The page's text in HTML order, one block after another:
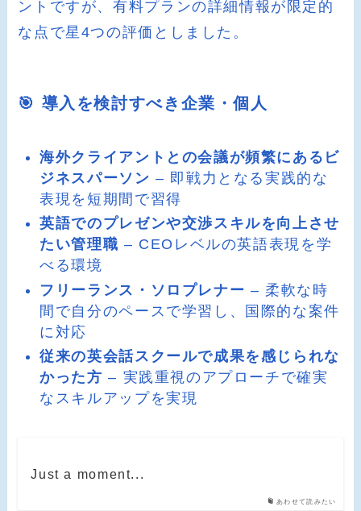
ントですが、有料プランの詳細情報が限定的
な点で星4つの評価としました。
🎯 導入を検討すべき企業・個人
海外クライアントとの会議が頻繁にあるビ
ジネスパーソン – 即戦力となる実践的な
表現を短期間で習得
英語でのプレゼンや交渉スキルを向上させ
たい管理職 – CEOレベルの英語表現を学
べる環境
フリーランス・ソロプレナー – 柔軟な時
間で自分のペースで学習し、国際的な案件
に対応
従来の英会話スクールで成果を感じられな
かった方 – 実践重視のアプローチで確実
なスキルアップを実現
あわせて読みたい
Just a moment...